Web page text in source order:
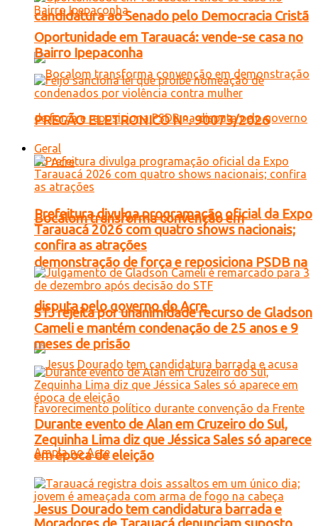
candidatura ao Senado pelo Democracia Cristã
Bocalom transforma convenção em
demonstração de força e reposiciona PSDB na
disputa pelo governo do Acre
Jesus Dourado tem candidatura barrada e
Oportunidade em Tarauacá: vende-se casa no
Bairro Ipepaconha
PREGÃO ELETRONICO Nº. 90073/2026
Geral
Prefeitura divulga programação oficial da Expo
Tarauacá 2026 com quatro shows nacionais;
confira as atrações
STJ rejeita por unanimidade recurso de Gladson
Cameli e mantém condenação de 25 anos e 9
meses de prisão
Durante evento de Alan em Cruzeiro do Sul,
Zequinha Lima diz que Jéssica Sales só aparece
em época de eleição